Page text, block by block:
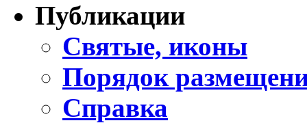
Публикации
Святые, иконы
Порядок
Справка